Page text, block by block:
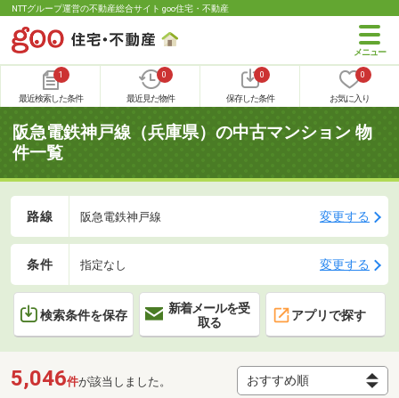
NTTグループ運営の不動産総合サイト goo住宅・不動産
1
最近検索した条件
0
最近見た物件
0
保存した条件
0
お気に入り
阪急電鉄神戸線（兵庫県）の中古マンション 物
件一覧
路線 阪急電鉄神戸線 変更する
条件 指定なし 変更する
検索条件を保存
新着メールを受
取る
アプリで探す
5,046件が該当しました。